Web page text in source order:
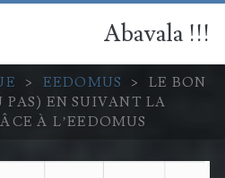
Abavala !!!
> EEDOMUS >
LE BON
PAS) EN SUIVANT LA
À L’EEDOMUS